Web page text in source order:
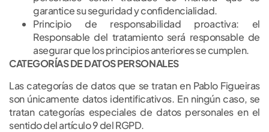
garantice su seguridad y confidencialidad.
Principio de responsabilidad proactiva: el
Responsable del tratamiento será responsable de
asegurar que los principios anteriores se cumplen.
CATEGORÍAS DE DATOS PERSONALES
Las categorías de datos que se tratan en Pablo Figueiras
son únicamente datos identificativos. En ningún caso, se
tratan categorías especiales de datos personales en el
sentido del artículo 9 del RGPD.